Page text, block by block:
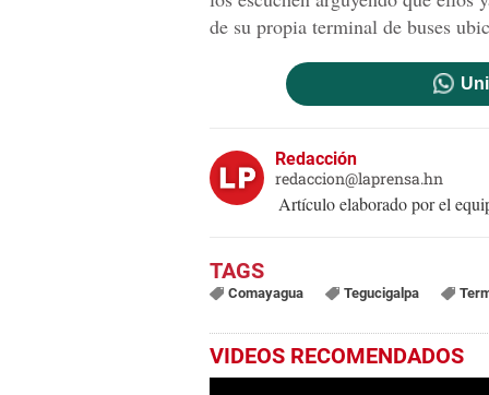
de su propia terminal de buses
Redacción
redaccion@laprensa.hn
Artículo elaborado por el
Comayagua Tegucigalpa
VIDEOS RECOMENDADOS